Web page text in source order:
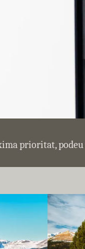
prioritat,